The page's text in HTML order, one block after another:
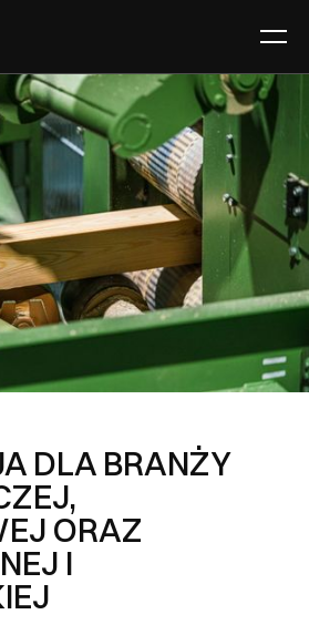
DLA BRANŻY
ORAZ
I